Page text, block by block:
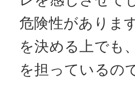
危険性がありま
を決める上でも
を担っているの